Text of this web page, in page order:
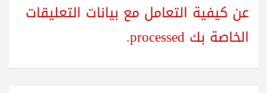
عن كيفية التعامل مع بيانات التعليقات
الخاصة بك processed
.